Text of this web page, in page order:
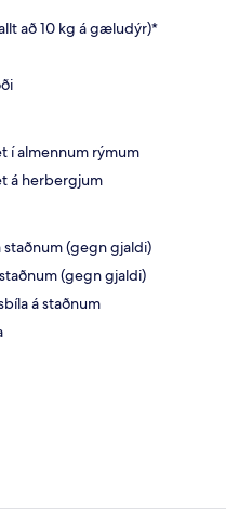
að 10 kg á gæludýr)*
í almennum rýmum
á herbergjum
(gegn gjaldi)
(gegn gjaldi)
á staðnum